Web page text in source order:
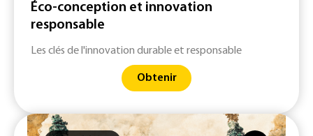
Éco-conception et innovation
responsable
Les clés de l'innovation durable et responsable
Obtenir